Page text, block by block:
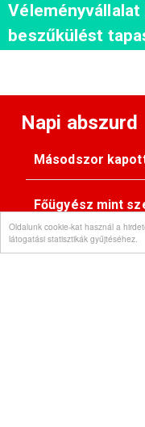
Oldalunk cookie-kat használ a
látogatási statisztikák gyűjtéséhez.
beszűkülést
Napi abszurd
Másodszor
Főügyész mint
Pimasz önkényúr